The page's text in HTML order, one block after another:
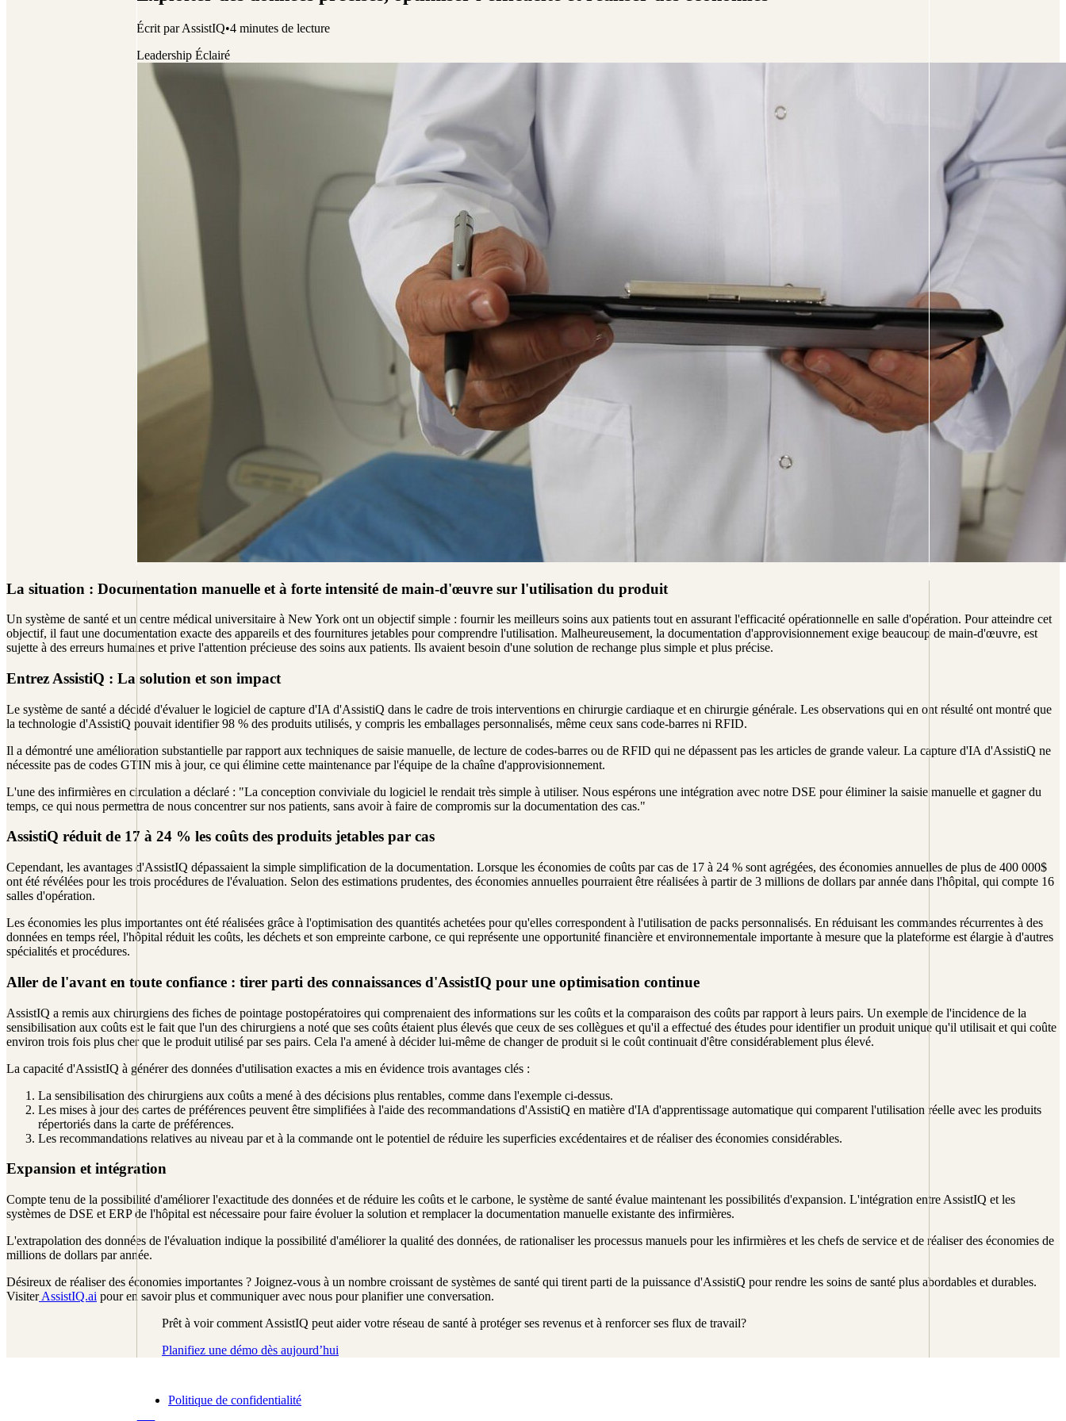
Écrit par AssistIQ•4 minutes de lecture
Leadership Éclairé
La situation : Documentation manuelle et à forte intensité de main-d'œuvre sur l'utilisation du produit
Un système de santé et un centre médical universitaire à New York ont un objectif simple : fournir les meilleurs soins aux patients tout en assurant l'efficacité opérationnelle en salle d'opération. Pour atteindre cet
objectif, il faut une documentation exacte des appareils et des fournitures jetables pour comprendre l'utilisation. Malheureusement, la documentation d'approvisionnement exige beaucoup de main-d'œuvre, est
sujette à des erreurs humaines et prive l'attention précieuse des soins aux patients. Ils avaient besoin d'une solution de rechange plus simple et plus précise.
Entrez AssistiQ : La solution et son impact
Le système de santé a décidé d'évaluer le logiciel de capture d'IA d'AssistiQ dans le cadre de trois interventions en chirurgie cardiaque et en chirurgie générale. Les observations qui en ont résulté ont montré que
la technologie d'AssistiQ pouvait identifier 98 % des produits utilisés, y compris les emballages personnalisés, même ceux sans code-barres ni RFID.
Il a démontré une amélioration substantielle par rapport aux techniques de saisie manuelle, de lecture de codes-barres ou de RFID qui ne dépassent pas les articles de grande valeur. La capture d'IA d'AssistiQ ne
nécessite pas de codes GTIN mis à jour, ce qui élimine cette maintenance par l'équipe de la chaîne d'approvisionnement.
L'une des infirmières en circulation a déclaré : "La conception conviviale du logiciel le rendait très simple à utiliser. Nous espérons une intégration avec notre DSE pour éliminer la saisie manuelle et gagner du
temps, ce qui nous permettra de nous concentrer sur nos patients, sans avoir à faire de compromis sur la documentation des cas."
AssistiQ réduit de 17 à 24 % les coûts des produits jetables par cas
Cependant, les avantages d'AssistIQ dépassaient la simple simplification de la documentation. Lorsque les économies de coûts par cas de 17 à 24 % sont agrégées, des économies annuelles de plus de 400 000$
ont été révélées pour les trois procédures de l'évaluation. Selon des estimations prudentes, des économies annuelles pourraient être réalisées à partir de 3 millions de dollars par année dans l'hôpital, qui compte 16
salles d'opération.
Les économies les plus importantes ont été réalisées grâce à l'optimisation des quantités achetées pour qu'elles correspondent à l'utilisation de packs personnalisés. En réduisant les commandes récurrentes à des
données en temps réel, l'hôpital réduit les coûts, les déchets et son empreinte carbone, ce qui représente une opportunité financière et environnementale importante à mesure que la plateforme est élargie à d'autres
spécialités et procédures.
Aller de l'avant en toute confiance : tirer parti des connaissances d'AssistIQ pour une optimisation continue
AssistIQ a remis aux chirurgiens des fiches de pointage postopératoires qui comprenaient des informations sur les coûts et la comparaison des coûts par rapport à leurs pairs. Un exemple de l'incidence de la
sensibilisation aux coûts est le fait que l'un des chirurgiens a noté que ses coûts étaient plus élevés que ceux de ses collègues et qu'il a effectué des études pour identifier un produit unique qu'il utilisait et qui coûte
environ trois fois plus cher que le produit utilisé par ses pairs. Cela l'a amené à décider lui-même de changer de produit si le coût continuait d'être considérablement plus élevé.
La capacité d'AssistIQ à générer des données d'utilisation exactes a mis en évidence trois avantages clés :
La sensibilisation des chirurgiens aux coûts a mené à des décisions plus rentables, comme dans l'exemple ci-dessus.
Les mises à jour des cartes de préférences peuvent être simplifiées à l'aide des recommandations d'AssistiQ en matière d'IA d'apprentissage automatique qui comparent l'utilisation réelle avec les produits
répertoriés dans la carte de préférences.
Les recommandations relatives au niveau par et à la commande ont le potentiel de réduire les superficies excédentaires et de réaliser des économies considérables.
Expansion et intégration
Compte tenu de la possibilité d'améliorer l'exactitude des données et de réduire les coûts et le carbone, le système de santé évalue maintenant les possibilités d'expansion. L'intégration entre AssistIQ et les
systèmes de DSE et ERP de l'hôpital est nécessaire pour faire évoluer la solution et remplacer la documentation manuelle existante des infirmières.
L'extrapolation des données de l'évaluation indique la possibilité d'améliorer la qualité des données, de rationaliser les processus manuels pour les infirmières et les chefs de service et de réaliser des économies de
millions de dollars par année.
Désireux de réaliser des économies importantes ? Joignez-vous à un nombre croissant de systèmes de santé qui tirent parti de la puissance d'AssistiQ pour rendre les soins de santé plus abordables et durables.
VisiterAssistIQ.ai pour en savoir plus et communiquer avec nous pour planifier une conversation.
Prêt à voir comment AssistIQ peut aider votre réseau de santé à protéger ses revenus et à renforcer ses flux de travail?
Planifiez une démo dès aujourd’hui
Politique de confidentialité